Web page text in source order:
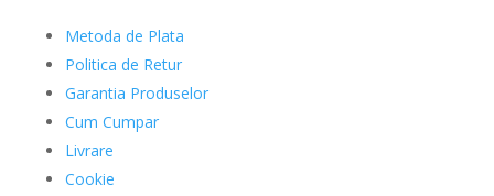
Metoda de Plata
Politica de Retur
Garantia Produselor
Cum Cumpar
Livrare
Cookie